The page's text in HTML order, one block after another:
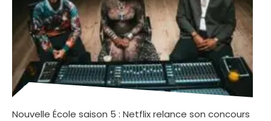
Nouvelle École saison 5 : Netflix relance son concours